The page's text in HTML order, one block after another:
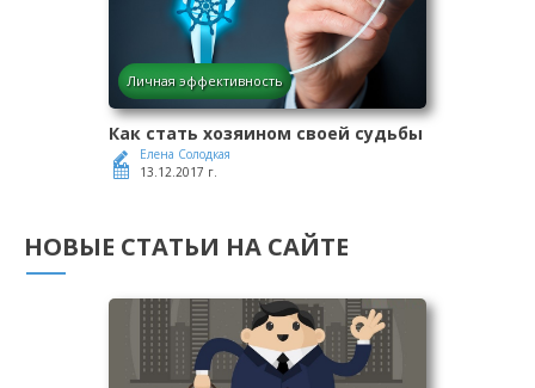
Личная эффективность
Как стать хозяином своей судьбы
Елена Солодкая
13.12.2017 г.
НОВЫЕ СТАТЬИ НА САЙТЕ